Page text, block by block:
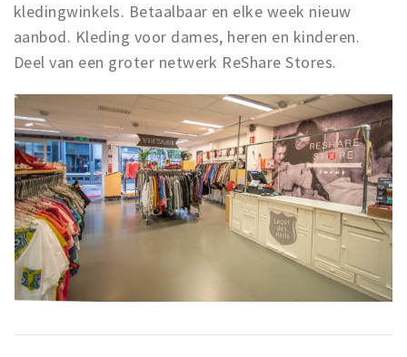
kledingwinkels. Betaalbaar en elke week nieuw
aanbod. Kleding voor dames, heren en kinderen.
Deel van een groter netwerk ReShare Stores.